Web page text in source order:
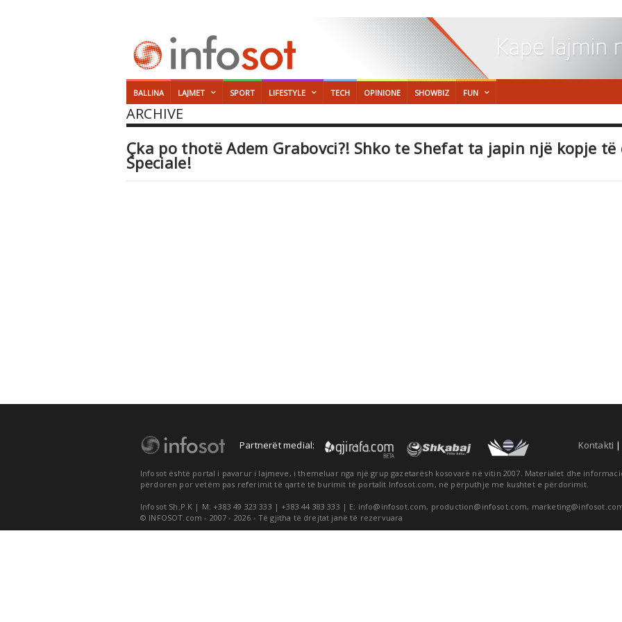
BALLINA LAJMET SPORT LIFESTYLE TECH OPINIONE SHOWBIZ FUN
ARCHIVE
Çka po thotë Adem Grabovci?! Shko te Shefat ta japin një kopje
Speciale!
Partnerët medial: Kontakti
Infosot është portal i pavarur i lajmeve, i themeluar nga një grup gazetarësh kosovarë në vitin 2007. Materialet dhe
përdoren por vetëm pas referimit të qartë të burimit të portalit Infosot.com, në përputhje me kushtet e përdorimit.
Infosot Sh.P.K | M: +383 49 323 333 | +383 44 383 333 | E: info@infosot.com, production@infosot.com,
© INFOSOT.com - 2007 - 2026 - Të gjitha të drejtat janë të rezervuara